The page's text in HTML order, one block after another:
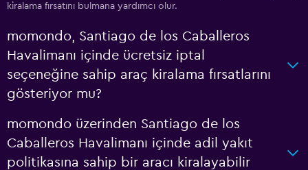
kiralama fırsatını bulmana yardımcı olur.
momondo, Santiago de los Caballeros
Havalimanı içinde ücretsiz iptal
seçeneğine sahip araç kiralama fırsatlarını
gösteriyor mu?
momondo üzerinden Santiago de los
Caballeros Havalimanı içinde adil yakıt
politikasına sahip bir aracı kiralayabilir